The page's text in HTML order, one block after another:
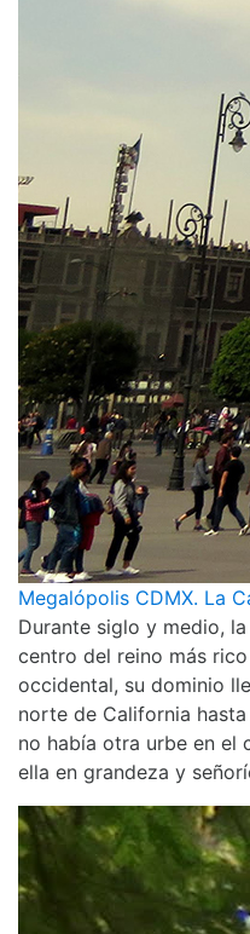
Megalópolis CDMX. La
Durante siglo y medio,
centro del reino más
occidental, su dominio
norte de California
no había otra urbe en el
ella en grandeza y